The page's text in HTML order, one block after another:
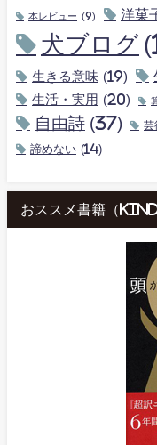
本レビュー (9) 洋菓
犬ブログ
生きる意味 (19)
生活・実用 (20)
自由詩 (37) 芸
諦めない (14)
おススメ書籍（